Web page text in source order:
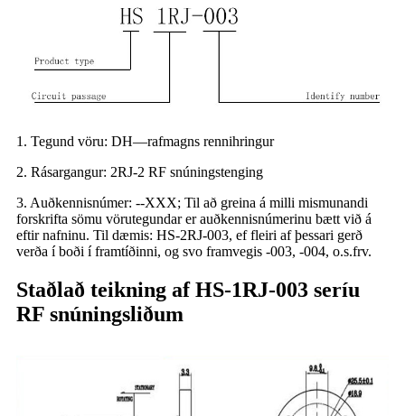
1. Tegund vöru: DH—rafmagns rennihringur
2. Rásargangur: 2RJ-2 RF snúningstenging
3. Auðkennisnúmer: --XXX; Til að greina á milli mismunandi
forskrifta sömu vörutegundar er auðkennisnúmerinu bætt við á
eftir nafninu. Til dæmis: HS-2RJ-003, ef fleiri af þessari gerð
verða í boði í framtíðinni, og svo framvegis -003, -004, o.s.frv.
Staðlað teikning af HS-1RJ-003 seríu
RF snúningsliðum